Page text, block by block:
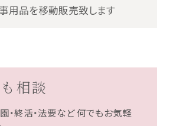
用品を移動販売致します
相談
・終活・法要など何でもお気軽